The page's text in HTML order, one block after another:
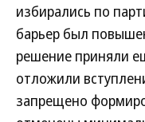
избирались по
барьер был
решение приняли
отложили
запрещено